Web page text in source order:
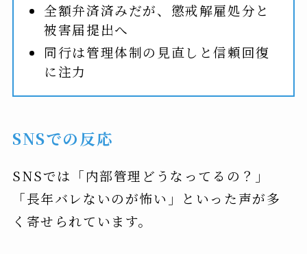
全額弁済済みだが、懲戒解雇処分と
被害届提出へ
同行は管理体制の見直しと信頼回復
に注力
SNSでの反応
SNSでは「内部管理どうなってるの？」
「長年バレないのが怖い」といった声が多
く寄せられています。